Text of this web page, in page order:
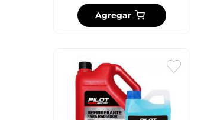
Agregar